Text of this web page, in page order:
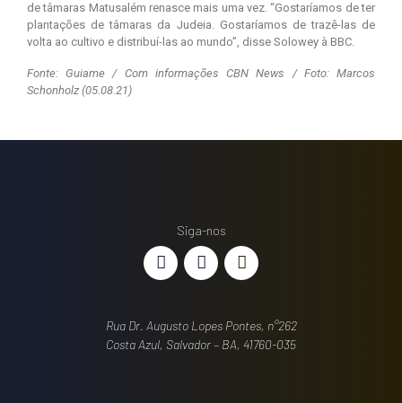
de tâmaras Matusalém renasce mais uma vez. “Gostaríamos de ter
plantações de tâmaras da Judeia. Gostaríamos de trazê-las de
volta ao cultivo e distribuí-las ao mundo”, disse Solowey à BBC.
Fonte: Guiame / Com informações CBN News / Foto: Marcos
Schonholz (05.08.21)
Siga-nos
Rua Dr. Augusto Lopes Pontes, n°262
Costa Azul, Salvador – BA, 41760-035